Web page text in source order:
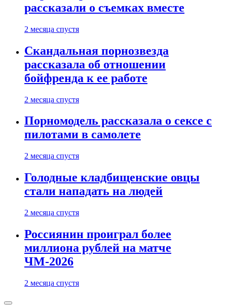
рассказали о съемках вместе
2 месяца спустя
Скандальная порнозвезда
рассказала об отношении
бойфренда к ее работе
2 месяца спустя
Порномодель рассказала о сексе с
пилотами в самолете
2 месяца спустя
Голодные кладбищенские овцы
стали нападать на людей
2 месяца спустя
Россиянин проиграл более
миллиона рублей на матче
ЧМ-2026
2 месяца спустя